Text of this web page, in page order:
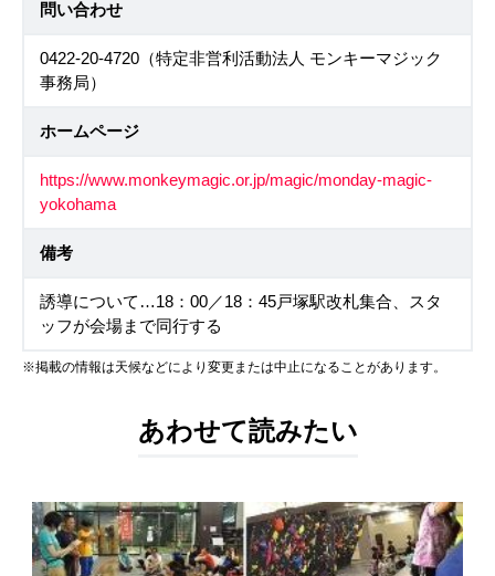
問い合わせ
0422-20-4720（特定非営利活動法人 モンキーマジック
事務局）
ホームページ
https://www.monkeymagic.or.jp/magic/monday-magic-
yokohama
備考
誘導について…18：00／18：45戸塚駅改札集合、スタ
ッフが会場まで同行する
※掲載の情報は天候などにより変更または中止になることがあります。
あわせて読みたい